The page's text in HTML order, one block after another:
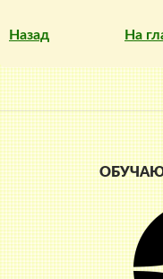
Назад На